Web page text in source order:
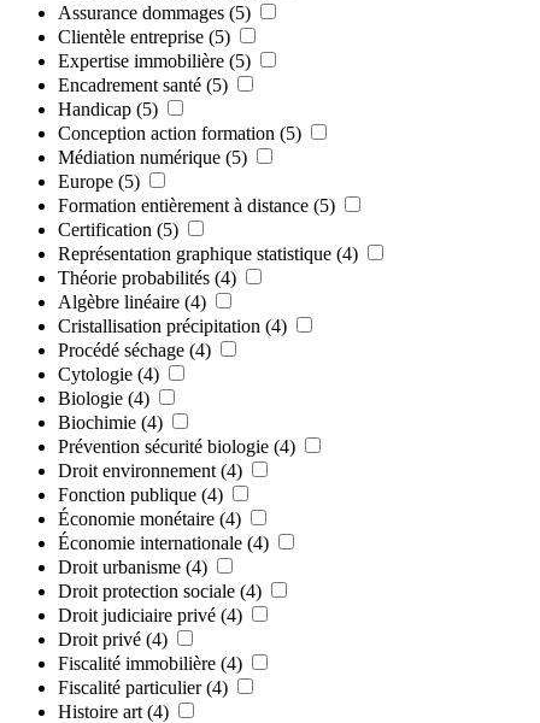
Assurance dommages (5)
Clientèle entreprise (5)
Expertise immobilière (5)
Encadrement santé (5)
Handicap (5)
Conception action formation (5)
Médiation numérique (5)
Europe (5)
Formation entièrement à distance (5)
Certification (5)
Représentation graphique statistique (4)
Théorie probabilités (4)
Algèbre linéaire (4)
Cristallisation précipitation (4)
Procédé séchage (4)
Cytologie (4)
Biologie (4)
Biochimie (4)
Prévention sécurité biologie (4)
Droit environnement (4)
Fonction publique (4)
Économie monétaire (4)
Économie internationale (4)
Droit urbanisme (4)
Droit protection sociale (4)
Droit judiciaire privé (4)
Droit privé (4)
Fiscalité immobilière (4)
Fiscalité particulier (4)
Histoire art (4)